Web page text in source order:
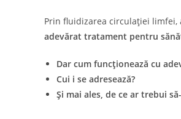
Prin fluidizarea circulației
adevărat tratament pentru
Dar cum funcționează cu
Cui i se adresează?
Și mai ales, de ce ar trebui